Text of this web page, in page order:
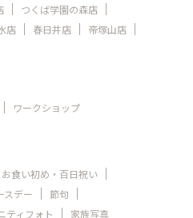
つくば学園の森店
店 春日井店
帝塚山店
ワークショップ
お食い初め・百日祝い
スデー
節句
ティフォト 家族写真